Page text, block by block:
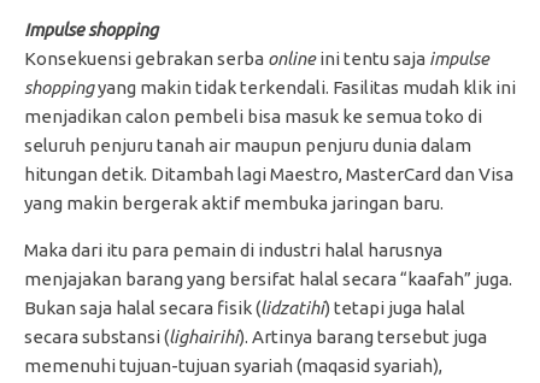
Impulse shopping
Konsekuensi gebrakan serba onlineini tentu saja impulse
shoppingyang makin tidak terkendali. Fasilitas mudah klik ini
menjadikan calon pembeli bisa masuk ke semua toko di
seluruh penjuru tanah air maupun penjuru dunia dalam
hitungan detik. Ditambah lagi Maestro, MasterCard dan Visa
yang makin bergerak aktif membuka jaringan baru.
Maka dari itu para pemain di industri halal harusnya
menjajakan barang yang bersifat halal secara “kaafah” juga.
Bukan saja halal secara fisik (lidzatihi) tetapi juga halal
secara substansi (lighairihi). Artinya barang tersebut juga
memenuhi tujuan-tujuan syariah (maqasid syariah),